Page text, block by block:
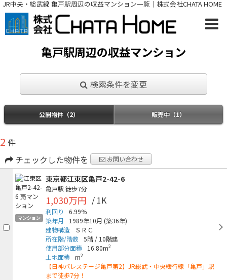
JR中央・総武線 亀戸駅周辺の収益マンション一覧｜株式会社CHATA HOME
亀戸駅周辺の収益マンション
検索条件を変更
公開物件（2） 販売中（1）
2 件
チェックした物件を
お問い合わせ
マンション
東京都江東区亀戸2-42-6
亀戸駅 徒歩7分
1,030万円 / 1K
利回り
6.99%
築年月
1989年10月 (築36年)
建物構造
ＳＲＣ
所在階/階数 5階 / 10階建
使用部分面積
16.80m2
土地面積 m2
【日神パレステージ亀戸第2】JR総武・中央緩行線「亀戸」駅
まで徒歩7分！